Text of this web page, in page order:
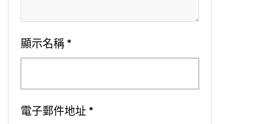
顯示名稱 *
電子郵件地址 *